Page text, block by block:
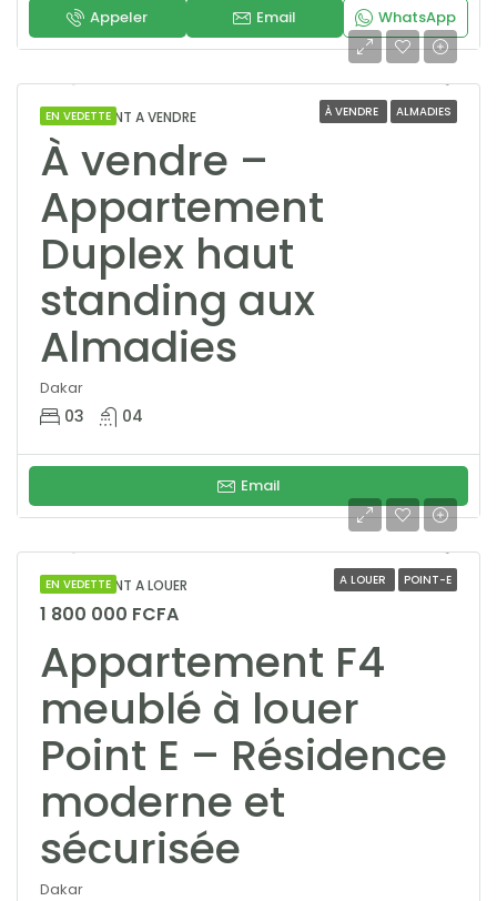
Appeler Email WhatsApp
EN VEDETTE À VENDRE ALMADIES
APPARTEMENT A VENDRE
À vendre –
Appartement
Duplex haut
standing aux
Almadies
Dakar
03 04
Email
EN VEDETTE A LOUER POINT-E
APPARTEMENT A LOUER
1 800 000 FCFA
Appartement F4
meublé à louer
Point E – Résidence
moderne et
sécurisée
Dakar